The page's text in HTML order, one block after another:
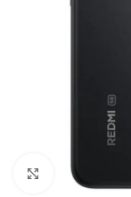
Clicca per